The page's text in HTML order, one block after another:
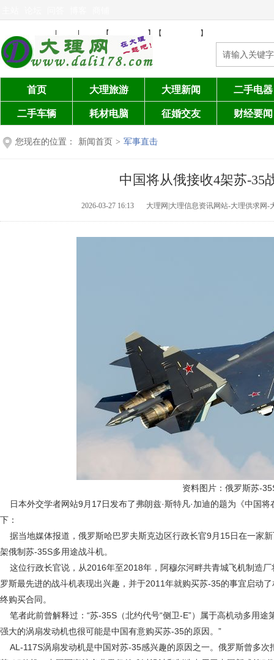
| | 【 】【 】
首页 大理旅游 大理新闻 二手电器
二手车辆 耗材电脑 征婚交友 财经要闻
您现在的位置： 新闻首页 > 军事直击
中国将从俄接收4架苏-35
2026-03-27 16:13 大理网|大理信息资讯网站-大理供求网-
资料图片：俄罗斯苏-
日本外交学者网站9月17日发布了弗朗兹·斯特凡·加迪的题为《中国
下：
据当地媒体报道，俄罗斯哈巴罗夫斯克边区行政长官9月15日在一家
架俄制苏-35S多用途战斗机。
这位行政长官说，从2016年至2018年，阿穆尔河畔共青城飞机制造
罗斯最先进的战斗机表现出兴趣，并于2011年就购买苏-35的事宜启动
终购买合同。
笔者此前曾解释过：“苏-35S（北约代号“侧卫-E”）属于高机动多用
强大的涡扇发动机也很可能是中国有意购买苏-35的原因。”
AL-117S涡扇发动机是中国对苏-35感兴趣的原因之一。俄罗斯曾多